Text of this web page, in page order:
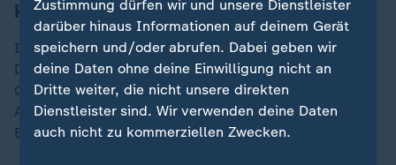
kann keine Rede sein
Insbesondere ihre Klagen im Zusammenhang mit
Diesel-Emissionen hatten für Aufsehen und in vielen
Großstädten auch teilweise fürFahrverbote
Auch an dem Verfahren zum Klimabeschluss des
Bundesverfassungsgerichts war die DUH beteiligt.
Zustimmung dürfen wir und unsere Dienstleister
darüber hinaus Informationen auf deinem Gerät
speichern und/oder abrufen. Dabei geben wir
deine Daten ohne deine Einwilligung nicht an
Dritte weiter, die nicht unsere direkten
Dienstleister sind. Wir verwenden deine Daten
auch nicht zu kommerziellen Zwecken.